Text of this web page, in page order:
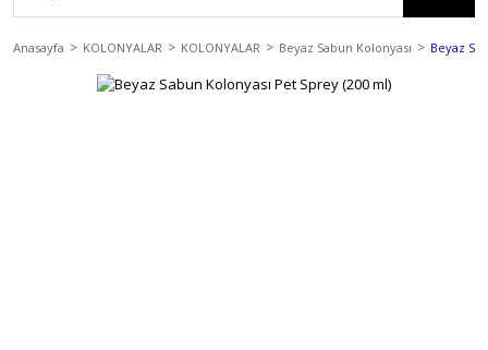
Anasayfa KOLONYALAR KOLONYALAR Beyaz Sabun Kolonyası Beyaz